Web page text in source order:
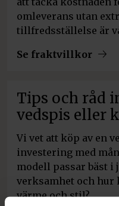
omleverans utan
tillfredsställelse är
Se fraktvillkor
Tips och råd
vedspis eller
Vi vet att köp av en
investering med
modell passar bäst i
verksamhet och hur
värme och stil?